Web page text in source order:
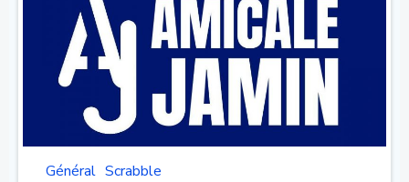
Général Scrabble